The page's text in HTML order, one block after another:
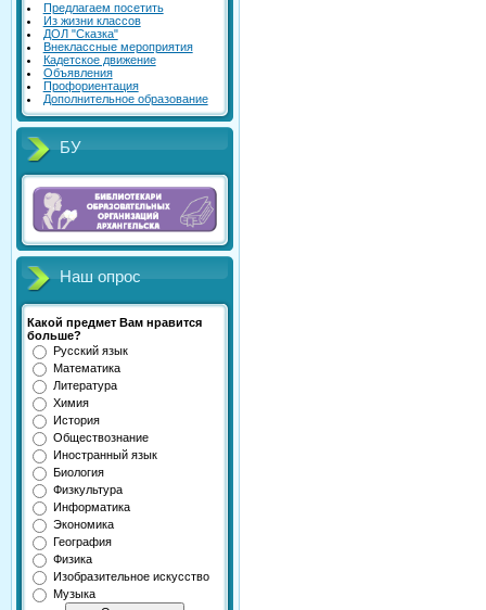
Предлагаем посетить
Из жизни классов
ДОЛ "Сказка"
Внеклассные мероприятия
Кадетское движение
Объявления
Профориентация
Дополнительное образование
БУ
Наш опрос
Какой предмет Вам нравится
больше?
Русский язык
Математика
Литература
Химия
История
Обществознание
Иностранный язык
Биология
Физкультура
Информатика
Экономика
География
Физика
Изобразительное искусство
Музыка